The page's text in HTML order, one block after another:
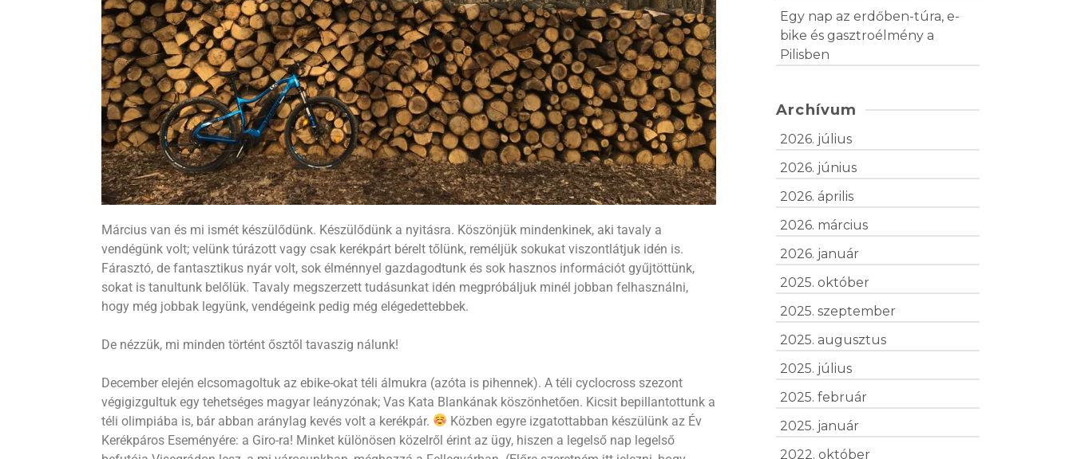
Március van és mi ismét készülődünk. Készülődünk a nyitásra. Köszönjük mindenkinek, aki tavaly a
vendégünk volt; velünk túrázott vagy csak kerékpárt bérelt tőlünk, reméljük sokukat viszontlátjuk idén is.
Fárasztó, de fantasztikus nyár volt, sok élménnyel gazdagodtunk és sok hasznos információt gyűjtöttünk,
sokat is tanultunk belőlük. Tavaly megszerzett tudásunkat idén megpróbáljuk minél jobban felhasználni,
hogy még jobbak legyünk, vendégeink pedig még elégedettebbek.
De nézzük, mi minden történt ősztől tavaszig nálunk!
December elején elcsomagoltuk az ebike-okat téli álmukra (azóta is pihennek). A téli cyclocross szezont
végigizgultuk egy tehetséges magyar leányzónak; Vas Kata Blankának köszönhetően. Kicsit bepillantottunk a
téli olimpiába is, bár abban aránylag kevés volt a kerékpár.
Közben egyre izgatottabban készülünk az Év
Kerékpáros Eseményére: a Giro-ra! Minket különösen közelről érint az ügy, hiszen a legelső nap legelső
Egy nap az erdőben-túra, e-
bike és gasztroélmény a
Pilisben
Archívum
2026. július
2026. június
2026. április
2026. március
2026. január
2025. október
2025. szeptember
2025. augusztus
2025. július
2025. február
2025. január
2022. október